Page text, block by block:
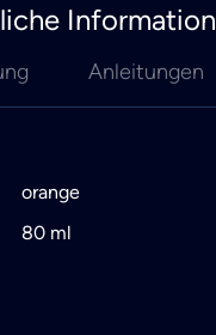
Information
Anleitungen
orange
80 ml